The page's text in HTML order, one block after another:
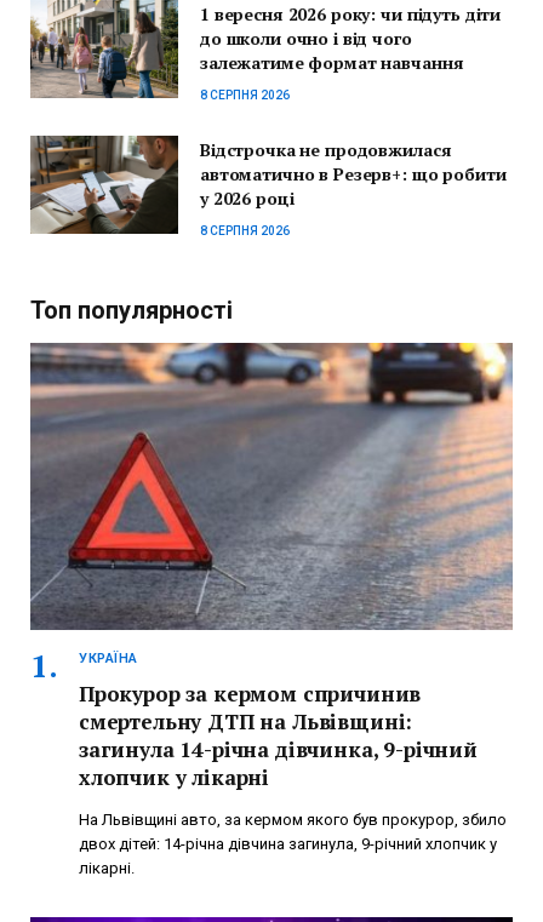
1 вересня 2026 року: чи підуть діти
до школи очно і від чого
залежатиме формат навчання
8 СЕРПНЯ 2026
Відстрочка не продовжилася
автоматично в Резерв+: що робити
у 2026 році
8 СЕРПНЯ 2026
Топ популярності
УКРАЇНА
Прокурор за кермом спричинив
смертельну ДТП на Львівщині:
загинула 14-річна дівчинка, 9-річний
хлопчик у лікарні
На Львівщині авто, за кермом якого був прокурор, збило
двох дітей: 14-річна дівчина загинула, 9-річний хлопчик у
лікарні.